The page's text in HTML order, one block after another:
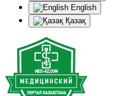
English
Қазақ